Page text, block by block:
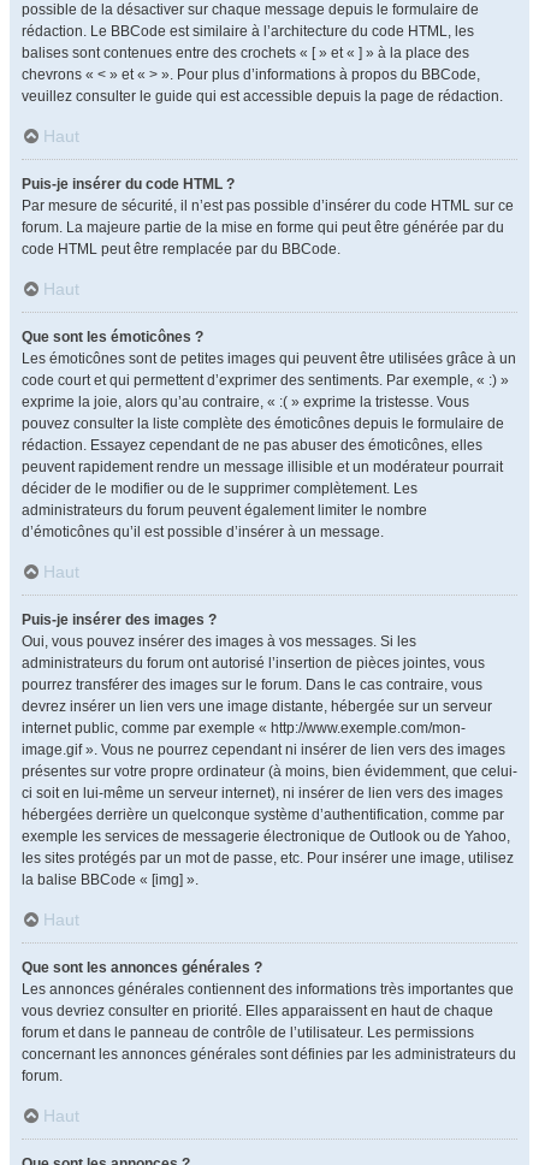
possible de la désactiver sur chaque message depuis le formulaire de
rédaction. Le BBCode est similaire à l’architecture du code HTML, les
balises sont contenues entre des crochets « [ » et « ] » à la place des
chevrons « < » et « > ». Pour plus d’informations à propos du BBCode,
veuillez consulter le guide qui est accessible depuis la page de rédaction.
Haut
Puis-je insérer du code HTML ?
Par mesure de sécurité, il n’est pas possible d’insérer du code HTML sur ce
forum. La majeure partie de la mise en forme qui peut être générée par du
code HTML peut être remplacée par du BBCode.
Haut
Que sont les émoticônes ?
Les émoticônes sont de petites images qui peuvent être utilisées grâce à un
code court et qui permettent d’exprimer des sentiments. Par exemple, « :) »
exprime la joie, alors qu’au contraire, « :( » exprime la tristesse. Vous
pouvez consulter la liste complète des émoticônes depuis le formulaire de
rédaction. Essayez cependant de ne pas abuser des émoticônes, elles
peuvent rapidement rendre un message illisible et un modérateur pourrait
décider de le modifier ou de le supprimer complètement. Les
administrateurs du forum peuvent également limiter le nombre
d’émoticônes qu’il est possible d’insérer à un message.
Haut
Puis-je insérer des images ?
Oui, vous pouvez insérer des images à vos messages. Si les
administrateurs du forum ont autorisé l’insertion de pièces jointes, vous
pourrez transférer des images sur le forum. Dans le cas contraire, vous
devrez insérer un lien vers une image distante, hébergée sur un serveur
internet public, comme par exemple « http://www.exemple.com/mon-
image.gif ». Vous ne pourrez cependant ni insérer de lien vers des images
présentes sur votre propre ordinateur (à moins, bien évidemment, que celui-
ci soit en lui-même un serveur internet), ni insérer de lien vers des images
hébergées derrière un quelconque système d’authentification, comme par
exemple les services de messagerie électronique de Outlook ou de Yahoo,
les sites protégés par un mot de passe, etc. Pour insérer une image, utilisez
la balise BBCode « [img] ».
Haut
Que sont les annonces générales ?
Les annonces générales contiennent des informations très importantes que
vous devriez consulter en priorité. Elles apparaissent en haut de chaque
forum et dans le panneau de contrôle de l’utilisateur. Les permissions
concernant les annonces générales sont définies par les administrateurs du
forum.
Haut